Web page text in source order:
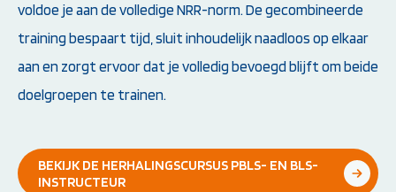
voldoe je aan de volledige NRR-norm. De gecombineerde
training bespaart tijd, sluit inhoudelijk naadloos op elkaar
aan en zorgt ervoor dat je volledig bevoegd blijft om beide
doelgroepen te trainen.
BEKIJK DE HERHALINGSCURSUS PBLS- EN BLS-
INSTRUCTEUR